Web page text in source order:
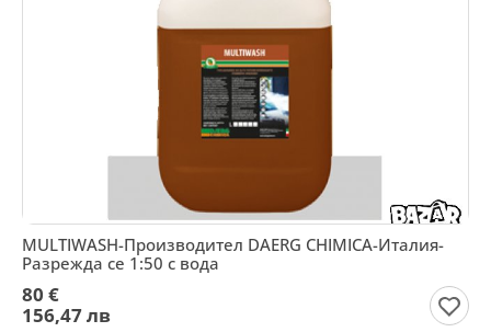
MULTIWASH-Производител DAERG CHIMICA-Италия-
Разрежда се 1:50 с вода
80 €
156,47 лв